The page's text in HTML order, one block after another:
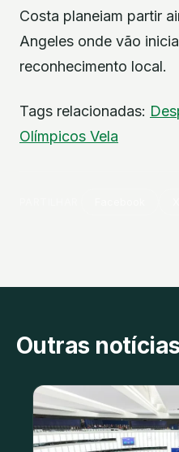
Costa planeiam partir
Angeles onde vão
reconhecimento local.
Tags relacionadas:
Olímpicos Vela
Outras